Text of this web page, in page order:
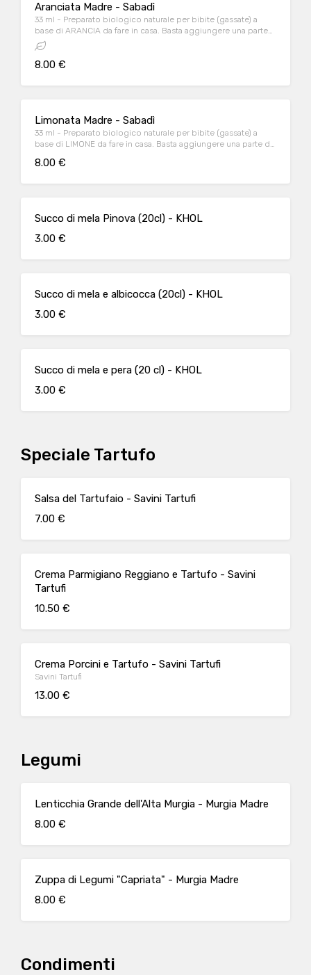
Aranciata Madre - Sabadì
33 ml - Preparato biologico naturale per bibite (gassate) a
base di ARANCIA da fare in casa. Basta aggiungere una parte
di Madre e 3 parti di acqua
8.00 €
Limonata Madre - Sabadì
33 ml - Preparato biologico naturale per bibite (gassate) a
base di LIMONE da fare in casa. Basta aggiungere una parte di
8.00 €
Succo di mela Pinova (20cl) - KHOL
3.00 €
Succo di mela e albicocca (20cl) - KHOL
3.00 €
Succo di mela e pera (20 cl) - KHOL
3.00 €
Speciale Tartufo
Salsa del Tartufaio - Savini Tartufi
7.00 €
Crema Parmigiano Reggiano e Tartufo - Savini
Tartufi
10.50 €
Crema Porcini e Tartufo - Savini Tartufi
Savini Tartufi
13.00 €
Legumi
Lenticchia Grande dell'Alta Murgia - Murgia Madre
8.00 €
Zuppa di Legumi "Capriata" - Murgia Madre
8.00 €
Condimenti